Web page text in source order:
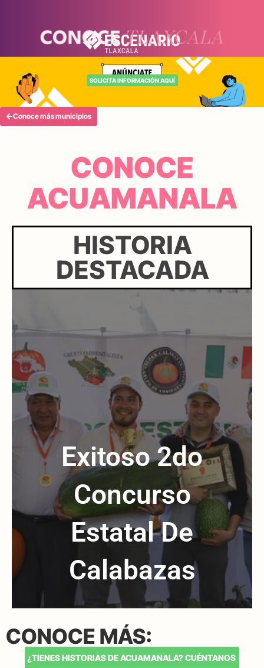
SOLICITA INFORMACIÓN AQUÍ
Conoce más municipios
CONOCE
ACUAMANALA
HISTORIA
DESTACADA
Exitoso 2do
Concurso
Estatal De
Calabazas
CONOCE MÁS:
¿TIENES HISTORIAS DE ACUAMANALA? CUÉNTANOS